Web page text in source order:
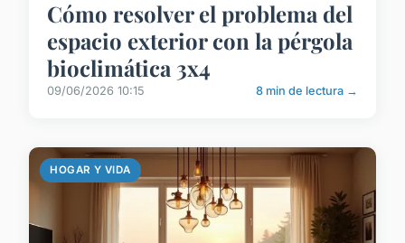
Cómo resolver el problema del
espacio exterior con la pérgola
bioclimática 3x4
09/06/2026 10:15 8 min de lectura →
HOGAR Y VIDA